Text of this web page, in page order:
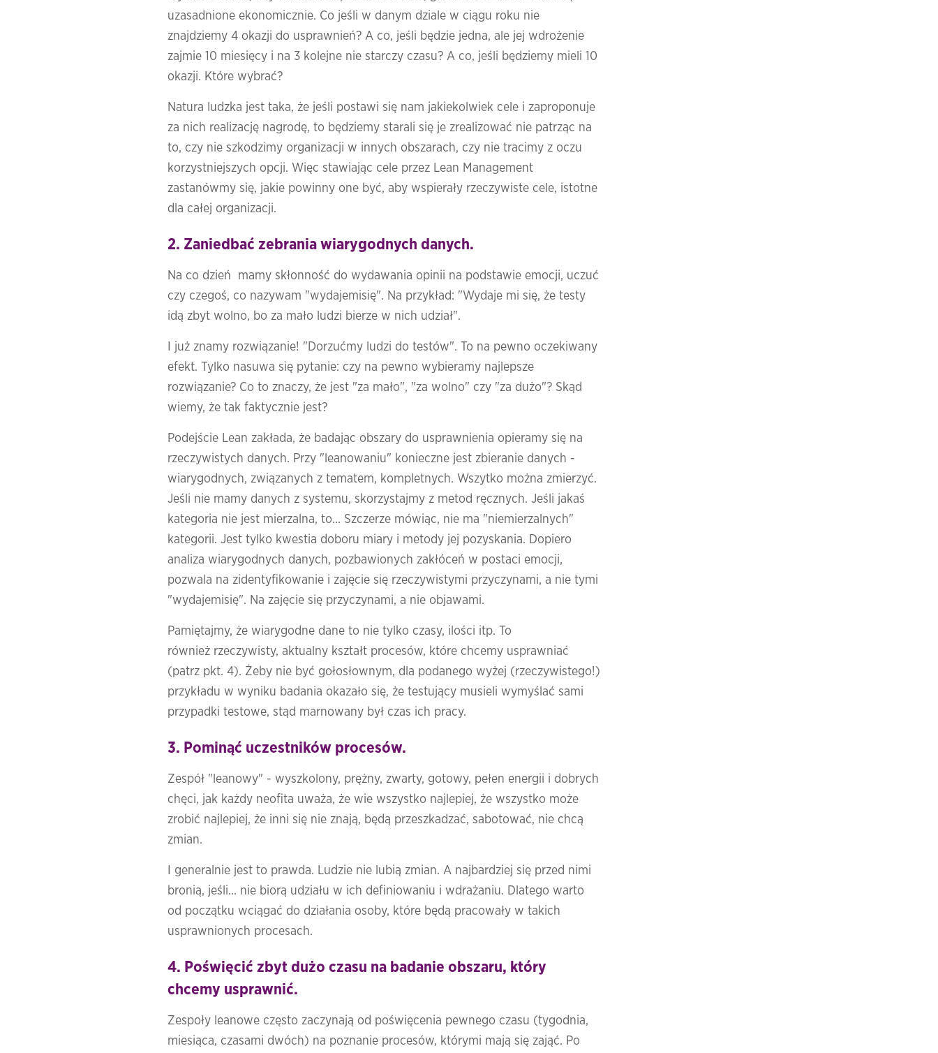
uzasadnione ekonomicznie. Co jeśli w danym dziale w ciągu roku nie
znajdziemy 4 okazji do usprawnień? A co, jeśli będzie jedna, ale jej wdrożenie
zajmie 10 miesięcy i na 3 kolejne nie starczy czasu? A co, jeśli będziemy mieli 10
okazji. Które wybrać?
Natura ludzka jest taka, że jeśli postawi się nam jakiekolwiek cele i zaproponuje
za nich realizację nagrodę, to będziemy starali się je zrealizować nie patrząc na
to, czy nie szkodzimy organizacji w innych obszarach, czy nie tracimy z oczu
korzystniejszych opcji. Więc stawiając cele przez Lean Management
zastanówmy się, jakie powinny one być, aby wspierały rzeczywiste cele, istotne
dla całej organizacji.
2. Zaniedbać zebrania wiarygodnych danych.
Na co dzień mamy skłonność do wydawania opinii na podstawie emocji, uczuć
czy czegoś, co nazywam "wydajemisię". Na przykład: "Wydaje mi się, że testy
idą zbyt wolno, bo za mało ludzi bierze w nich udział".
I już znamy rozwiązanie! "Dorzućmy ludzi do testów". To na pewno oczekiwany
efekt. Tylko nasuwa się pytanie: czy na pewno wybieramy najlepsze
rozwiązanie? Co to znaczy, że jest "za mało", "za wolno" czy "za dużo"? Skąd
wiemy, że tak faktycznie jest?
Podejście Lean zakłada, że badając obszary do usprawnienia opieramy się na
rzeczywistych danych. Przy "leanowaniu" konieczne jest zbieranie danych -
wiarygodnych, związanych z tematem, kompletnych. Wszytko można zmierzyć.
Jeśli nie mamy danych z systemu, skorzystajmy z metod ręcznych. Jeśli jakaś
kategoria nie jest mierzalna, to... Szczerze mówiąc, nie ma "niemierzalnych"
kategorii. Jest tylko kwestia doboru miary i metody jej pozyskania. Dopiero
analiza wiarygodnych danych, pozbawionych zakłóceń w postaci emocji,
pozwala na zidentyfikowanie i zajęcie się rzeczywistymi przyczynami, a nie tymi
"wydajemisię". Na zajęcie się przyczynami, a nie objawami.
Pamiętajmy, że wiarygodne dane to nie tylko czasy, ilości itp. To
również rzeczywisty, aktualny kształt procesów, które chcemy usprawniać
(patrz pkt. 4). Żeby nie być gołosłownym, dla podanego wyżej (rzeczywistego!)
przykładu w wyniku badania okazało się, że testujący musieli wymyślać sami
przypadki testowe, stąd marnowany był czas ich pracy.
3. Pominąć uczestników procesów.
Zespół "leanowy" - wyszkolony, prężny, zwarty, gotowy, pełen energii i dobrych
chęci, jak każdy neofita uważa, że wie wszystko najlepiej, że wszystko może
zrobić najlepiej, że inni się nie znają, będą przeszkadzać, sabotować, nie chcą
zmian.
I generalnie jest to prawda. Ludzie nie lubią zmian. A najbardziej się przed nimi
bronią, jeśli... nie biorą udziału w ich definiowaniu i wdrażaniu. Dlatego warto
od początku wciągać do działania osoby, które będą pracowały w takich
usprawnionych procesach.
4. Poświęcić zbyt dużo czasu na badanie obszaru, który
chcemy usprawnić.
Zespoły leanowe często zaczynają od poświęcenia pewnego czasu (tygodnia,
miesiąca, czasami dwóch) na poznanie procesów, którymi mają się zająć. Po